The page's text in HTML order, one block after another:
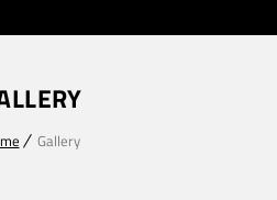
Gallery